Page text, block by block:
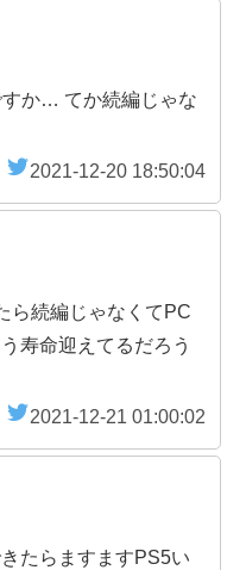
か… てか続編じゃな
2021-12-20 18:50:04
ら続編じゃなくてPC
寿命迎えてるだろう
2021-12-21 01:00:02
たらますますPS5い